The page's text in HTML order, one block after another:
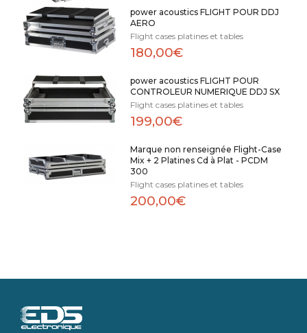
power acoustics FLIGHT POUR DDJ
AERO
Flight cases platines et tables
180,00€
power acoustics FLIGHT POUR
CONTROLEUR NUMERIQUE DDJ SX
Flight cases platines et tables
199,00€
Marque non renseignée Flight-Case
Mix + 2 Platines Cd à Plat - PCDM
300
Flight cases platines et tables
200,00€